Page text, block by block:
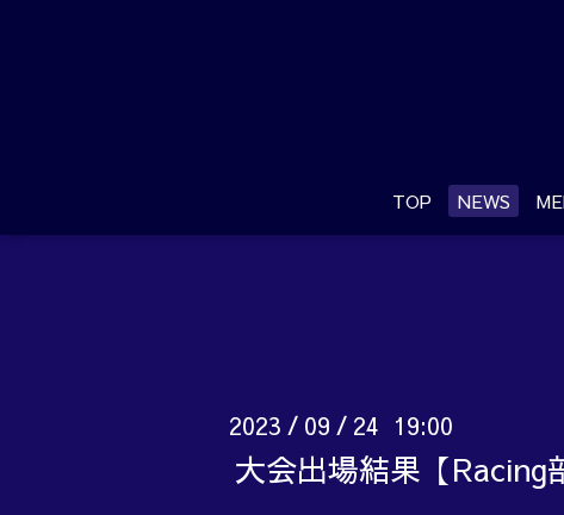
TOP NEWS
2023 / 09 / 24 19:00
大会出場結果【Racing